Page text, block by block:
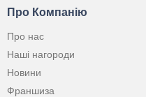
Про Компанію
Про нас
Наші нагороди
Новини
Франшиза